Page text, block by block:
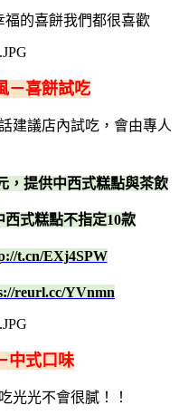
福的喜餅我們都很喜歡
－喜餅試吃
建議店內試吃，會由專人
，提供中西式糕點與茶飲
西式糕點不指定10款
t.cn/EXj4SPW
reurl.cc/YVnmn
中式口味
光光不會很膩！！